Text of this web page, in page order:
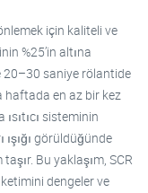
için kaliteli ve
%25’in altına
saniye rölantide
haftada en az bir kez
sisteminin
görüldüğünde
Bu yaklaşım, SCR
dengeler ve